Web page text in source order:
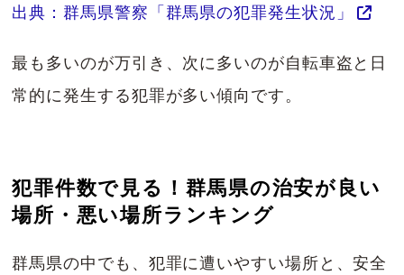
出典：群馬県警察「群馬県の犯罪発生状況」
最も多いのが万引き、次に多いのが自転車盗と日
常的に発生する犯罪が多い傾向です。
犯罪件数で見る！群馬県の治安が良い
場所・悪い場所ランキング
群馬県の中でも、犯罪に遭いやすい場所と、安全